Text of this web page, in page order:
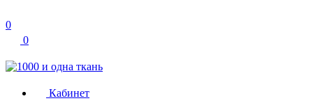
0
0
Кабинет